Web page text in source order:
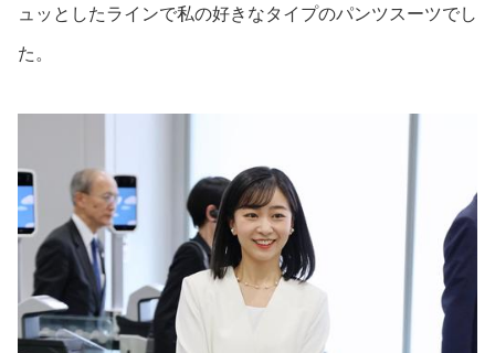
ュッとしたラインで私の好きなタイプのパンツスーツでし
た。